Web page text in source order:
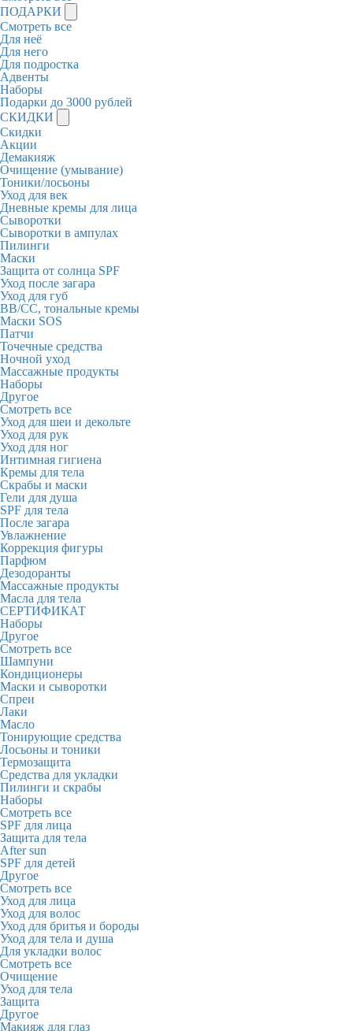
ПОДАРКИ
Смотреть все
Для неё
Для него
Для подростка
Адвенты
Наборы
Подарки до 3000 рублей
СКИДКИ
Скидки
Акции
Демакияж
Очищение (умывание)
Тоники/лосьоны
Уход для век
Дневные кремы для лица
Сыворотки
Сыворотки в ампулах
Пилинги
Маски
Защита от солнца SPF
Уход после загара
Уход для губ
BB/CC, тональные кремы
Маски SOS
Патчи
Точечные средства
Ночной уход
Массажные продукты
Наборы
Другое
Смотреть все
Уход для шеи и декольте
Уход для рук
Уход для ног
Интимная гигиена
Кремы для тела
Скрабы и маски
Гели для душа
SPF для тела
После загара
Увлажнение
Коррекция фигуры
Парфюм
Дезодоранты
Массажные продукты
Масла для тела
СЕРТИФИКАТ
Наборы
Другое
Смотреть все
Шампуни
Кондиционеры
Маски и сыворотки
Спреи
Лаки
Масло
Тонирующие средства
Лосьоны и тоники
Термозащита
Средства для укладки
Пилинги и скрабы
Наборы
Смотреть все
SPF для лица
Защита для тела
After sun
SPF для детей
Другое
Смотреть все
Уход для лица
Уход для волос
Уход для бритья и бороды
Уход для тела и душа
Для укладки волос
Смотреть все
Очищение
Уход для тела
Защита
Другое
Макияж для глаз